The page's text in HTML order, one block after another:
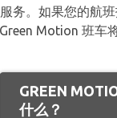
。如果您的航
Motion 班车
GREEN
什么？